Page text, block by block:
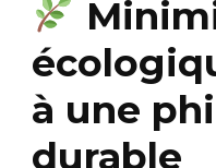
à une
durable